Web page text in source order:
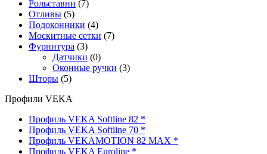
Рольставни (7)
Отливы (5)
Подоконники (4)
Москитные сетки (7)
Фурнитура (3)
Датчики (0)
Оконные ручки (3)
Шторы (5)
Профили VEKA
Профиль VEKA Softline 82 *
Профиль VEKA Softline 70 *
Профиль VEKAMOTION 82 MAX *
Профиль VEKA Euroline *